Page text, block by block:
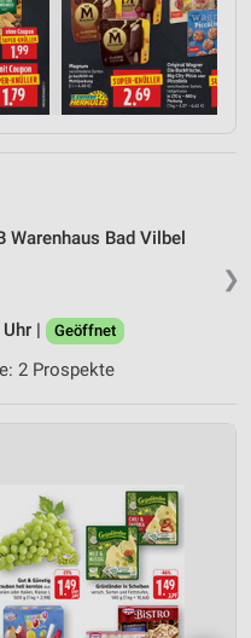
❯
Warenhaus Bad Vilbel
|
Geöffnet
2 Prospekte